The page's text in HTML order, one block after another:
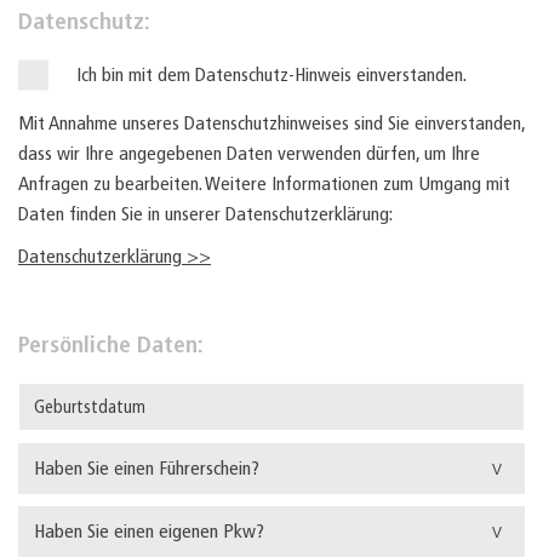
Datenschutz:
Ich bin mit dem Datenschutz-Hinweis einverstanden.
Mit Annahme unseres Datenschutzhinweises sind Sie einverstanden,
dass wir Ihre angegebenen Daten verwenden dürfen, um Ihre
Anfragen zu bearbeiten. Weitere Informationen zum Umgang mit
Daten finden Sie in unserer Datenschutzerklärung:
Datenschutzerklärung >>
Persönliche Daten:
Haben Sie einen Führerschein?
Haben Sie einen eigenen Pkw?